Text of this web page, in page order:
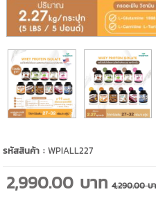
รหัสสินค้า :WPIALL227
2,990.00 บาท 4,290.00 บ